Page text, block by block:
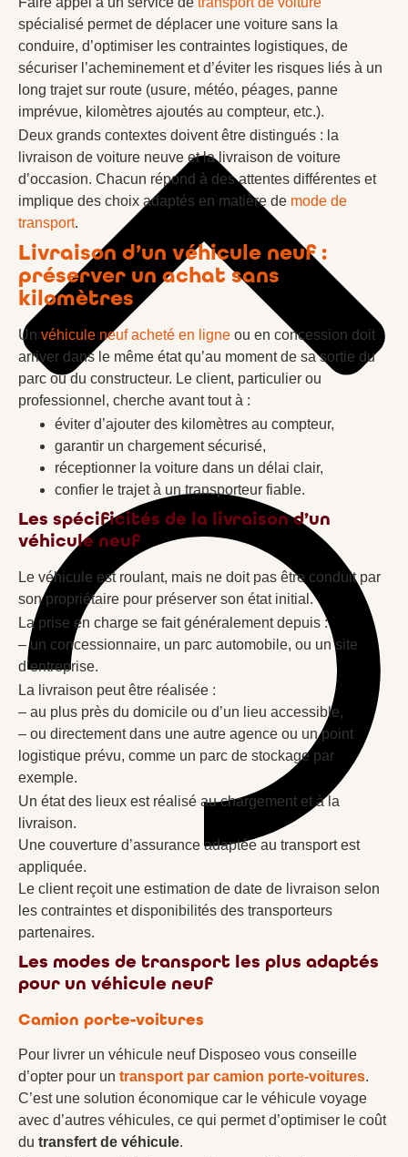
spécialisé permet de déplacer une voiture sans la
conduire, d’optimiser les contraintes logistiques, de
sécuriser l’acheminement et d’éviter les risques liés à un
long trajet sur route (usure, météo, péages, panne
imprévue, kilomètres ajoutés au compteur, etc.).
Deux grands contextes doivent être distingués : la
livraison de voiture neuve et la livraison de voiture
d’occasion. Chacun répond à des attentes différentes et
implique des choix adaptés en matière de mode de
transport.
Livraison d’un véhicule neuf :
préserver un achat sans
kilomètres
Un véhicule neuf acheté en ligne ou en concession doit
arriver dans le même état qu’au moment de sa sortie du
parc ou du constructeur. Le client, particulier ou
professionnel, cherche avant tout à :
éviter d’ajouter des kilomètres au compteur,
garantir un chargement sécurisé,
réceptionner la voiture dans un délai clair,
confier le trajet à un transporteur fiable.
Les spécificités de la livraison d’un
véhicule neuf
Le véhicule est roulant, mais ne doit pas être conduit par
son propriétaire pour préserver son état initial.
La prise en charge se fait généralement depuis :
– un concessionnaire, un parc automobile, ou un site
d’entreprise.
La livraison peut être réalisée :
– au plus près du domicile ou d’un lieu accessible,
– ou directement dans une autre agence ou un point
logistique prévu, comme un parc de stockage par
exemple.
Un état des lieux est réalisé au chargement et à la
livraison.
Une couverture d’assurance adaptée au transport est
appliquée.
Le client reçoit une estimation de date de livraison selon
les contraintes et disponibilités des transporteurs
partenaires.
Les modes de transport les plus adaptés
pour un véhicule neuf
Camion porte-voitures
Pour livrer un véhicule neuf Disposeo vous conseille
d’opter pour un transport par camion porte-voitures.
C’est une solution économique car le véhicule voyage
avec d’autres véhicules, ce qui permet d’optimiser le coût
du transfert de véhicule.